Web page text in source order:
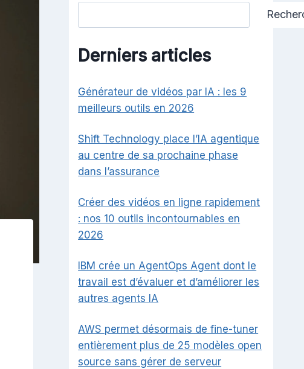
Derniers articles
Générateur de vidéos par IA : les 9
meilleurs outils en 2026
Shift Technology place l’IA agentique
au centre de sa prochaine phase
dans l’assurance
Créer des vidéos en ligne rapidement
: nos 10 outils incontournables en
2026
IBM crée un AgentOps Agent dont le
travail est d’évaluer et d’améliorer les
autres agents IA
AWS permet désormais de fine-tuner
entièrement plus de 25 modèles open
source sans gérer de serveur